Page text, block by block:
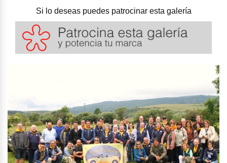
Si lo deseas puedes patrocinar esta galería